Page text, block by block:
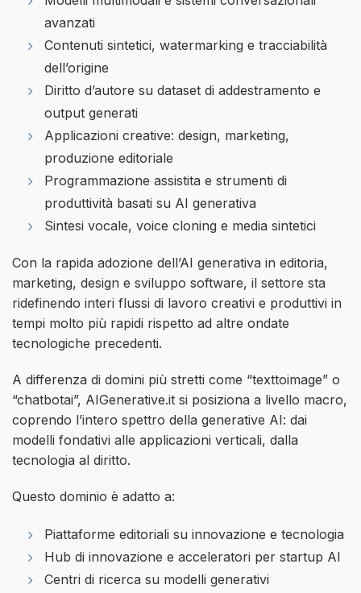
avanzati
Contenuti sintetici, watermarking e tracciabilità
dell’origine
Diritto d’autore su dataset di addestramento e
output generati
Applicazioni creative: design, marketing,
produzione editoriale
Programmazione assistita e strumenti di
produttività basati su AI generativa
Sintesi vocale, voice cloning e media sintetici
Con la rapida adozione dell’AI generativa in editoria,
marketing, design e sviluppo software, il settore sta
ridefinendo interi flussi di lavoro creativi e produttivi in
tempi molto più rapidi rispetto ad altre ondate
tecnologiche precedenti.
A differenza di domini più stretti come “texttoimage” o
“chatbotai”, AIGenerative.it si posiziona a livello macro,
coprendo l’intero spettro della generative AI: dai
modelli fondativi alle applicazioni verticali, dalla
tecnologia al diritto.
Questo dominio è adatto a:
Piattaforme editoriali su innovazione e tecnologia
Hub di innovazione e acceleratori per startup AI
Centri di ricerca su modelli generativi